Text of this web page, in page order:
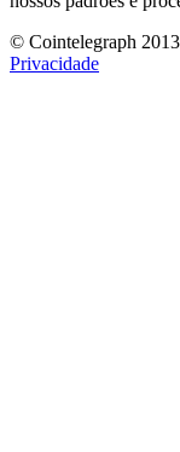
© Cointelegraph
Privacidade